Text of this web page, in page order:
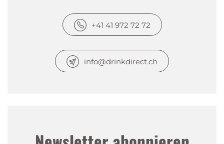
+41 41 972 72 72
info@drinkdirect.ch